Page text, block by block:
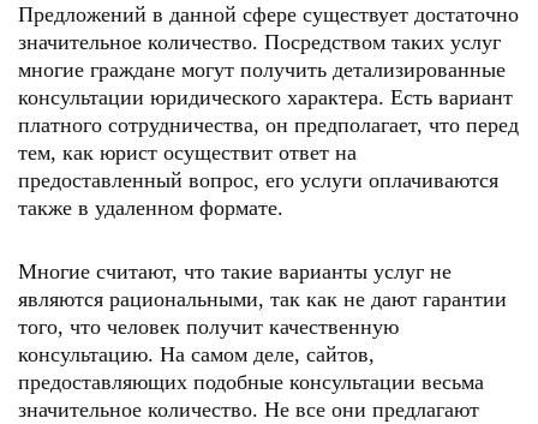
Предложений в данной сфере существует достаточно
значительное количество. Посредством таких услуг
многие граждане могут получить детализированные
консультации юридического характера. Есть вариант
платного сотрудничества, он предполагает, что перед
тем, как юрист осуществит ответ на
предоставленный вопрос, его услуги оплачиваются
также в удаленном формате.
Многие считают, что такие варианты услуг не
являются рациональными, так как не дают гарантии
того, что человек получит качественную
консультацию. На самом деле, сайтов,
предоставляющих подобные консультации весьма
значительное количество. Не все они предлагают